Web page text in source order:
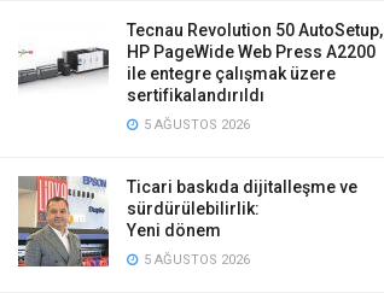
Tecnau Revolution 50 AutoSetup,
HP PageWide Web Press A2200
ile entegre çalışmak üzere
sertifikalandırıldı
5 AĞUSTOS 2026
Ticari baskıda dijitalleşme ve
sürdürülebilirlik:
Yeni dönem
5 AĞUSTOS 2026